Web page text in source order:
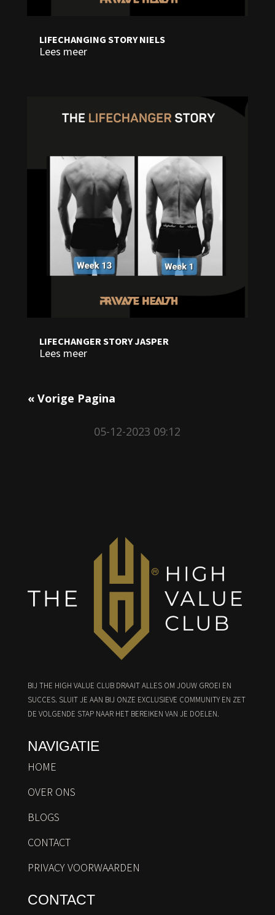
LIFECHANGING STORY NIELS
Lees meer
LIFECHANGER STORY JASPER
Lees meer
« Vorige Pagina
05-12-2023 09:12
BIJ THE HIGH VALUE CLUB DRAAIT ALLES OM JOUW GROEI EN
SUCCES. SLUIT JE AAN BIJ ONZE EXCLUSIEVE COMMUNITY EN ZET
DE VOLGENDE STAP NAAR HET BEREIKEN VAN JE DOELEN.
NAVIGATIE
HOME
OVER ONS
BLOGS
CONTACT
PRIVACY VOORWAARDEN
CONTACT